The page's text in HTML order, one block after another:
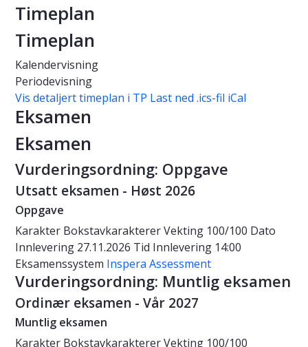
Timeplan
Timeplan
Kalendervisning
Periodevisning
Vis detaljert timeplan i TP Last ned .ics-fil iCal
Eksamen
Eksamen
Vurderingsordning: Oppgave
Utsatt eksamen - Høst 2026
Oppgave
Karakter BokstavkaraktererVekting 100/100 Dato
Innlevering 27.11.2026 Tid Innlevering 14:00
Eksamenssystem Inspera Assessment
Vurderingsordning: Muntlig eksamen
Ordinær eksamen - Vår 2027
Muntlig eksamen
Karakter BokstavkaraktererVekting 100/100